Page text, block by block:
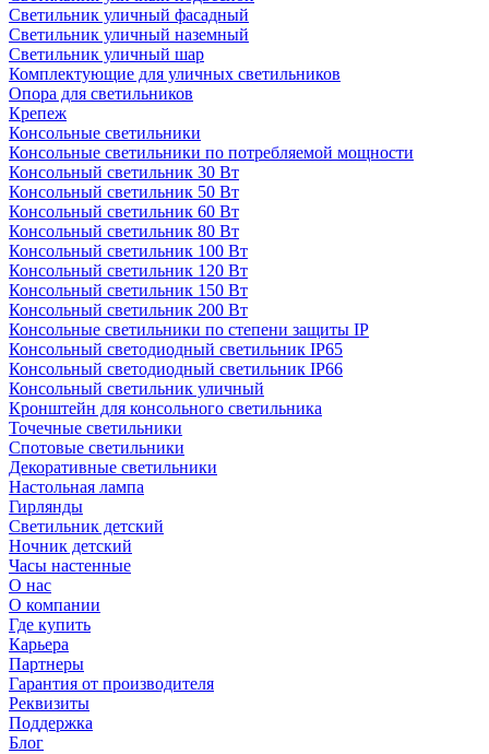
Светильник уличный фасадный
Светильник уличный наземный
Cветильник уличный шар
Комплектующие для уличных светильников
Опора для светильников
Крепеж
Консольные светильники
Консольные светильники по потребляемой мощности
Консольный светильник 30 Вт
Консольный светильник 50 Вт
Консольный светильник 60 Вт
Консольный светильник 80 Вт
Консольный светильник 100 Вт
Консольный светильник 120 Вт
Консольный светильник 150 Вт
Консольный светильник 200 Вт
Консольные светильники по степени защиты IP
Консольный светодиодный светильник IP65
Консольный светодиодный светильник IP66
Консольный светильник уличный
Кронштейн для консольного светильника
Точечные светильники
Спотовые светильники
Декоративные светильники
Настольная лампа
Гирлянды
Светильник детский
Ночник детский
Часы настенные
О нас
О компании
Где купить
Карьера
Партнеры
Гарантия от производителя
Реквизиты
Поддержка
Блог